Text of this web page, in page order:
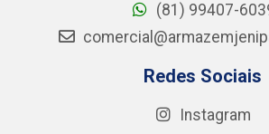
(81) 99407-
Redes Sociais
Instagram